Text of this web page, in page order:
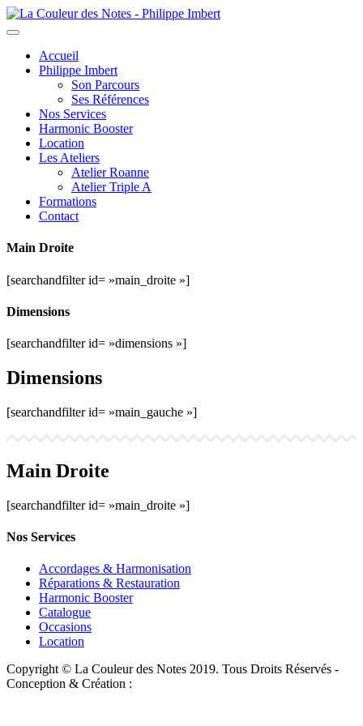
Toggle
navigationAccueil
Philippe Imbert
Son Parcours
Ses Références
Nos Services
Harmonic Booster
Location
Les Ateliers
Atelier Roanne
Atelier Triple A
Formations
Contact
Main Droite
[searchandfilter id= »main_droite »]
Dimensions
[searchandfilter id= »dimensions »]
Dimensions
[searchandfilter id= »main_gauche »]
Main Droite
[searchandfilter id= »main_droite »]
Nos Services
Accordages & Harmonisation
Réparations & Restauration
Harmonic Booster
Catalogue
Occasions
Location
Copyright © La Couleur des Notes 2019. Tous Droits Réservés -
Conception & Création :